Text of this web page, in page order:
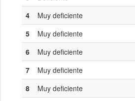
4
Muy deficiente
5
Muy deficiente
6
Muy deficiente
7
Muy deficiente
8
Muy deficiente